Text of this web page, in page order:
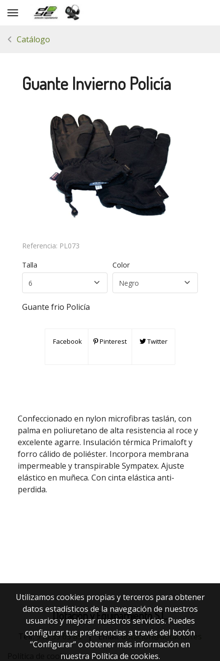
Toggle navigation
Catálogo
Guante Invierno Policía
Referencia: PL073
Talla Color
Guante frio Policía
Facebook Pinterest Twitter
Confeccionado en nylon microfibras taslán, con
palma en poliuretano de alta resistencia al roce y
excelente agarre. Insulación térmica Primaloft y
forro cálido de poliéster. Incorpora membrana
impermeable y transpirable Sympatex. Ajuste
elástico en muñeca. Con cinta elástica anti-
perdida.
Dotación y Equipamiento S.L.
Telf:916 39 65 85|Email:dotacion@dotacion.es
Política de cookies
Utilizamos cookies propias y terceros para obtener
datos estadísticos de la navegación de nuestros
usuarios y mejorar nuestros servicios. Puedes
configurar tus preferencias a través del botón
“Configurar” o obtener más información en
nuestra Política de cookies.